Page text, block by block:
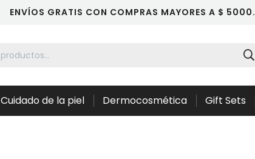
ENVÍOS GRATIS CON COMPRAS MAYORES A $ 5000.
Cuidado de la piel Dermocosmética Gift Sets